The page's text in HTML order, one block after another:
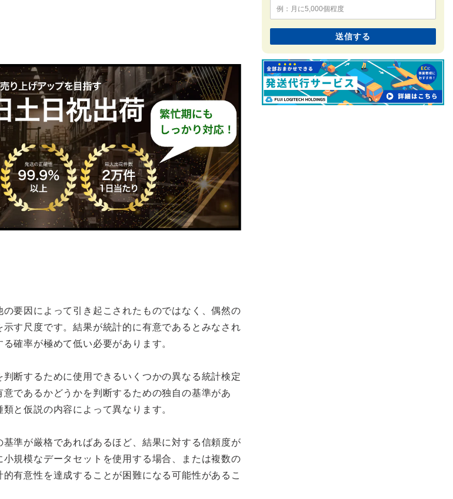
要因によって引き起こされたものではなく、偶然の
す尺度です。結果が統計的に有意であるとみなされ
確率が極めて低い必要があります。
断するために使用できるいくつかの異なる統計検定
であるかどうかを判断するための独自の基準があ
と仮説の内容によって異なります。
準が厳格であればあるほど、結果に対する信頼度が
規模なデータセットを使用する場合、または複数の
有意性を達成することが困難になる可能性があるこ